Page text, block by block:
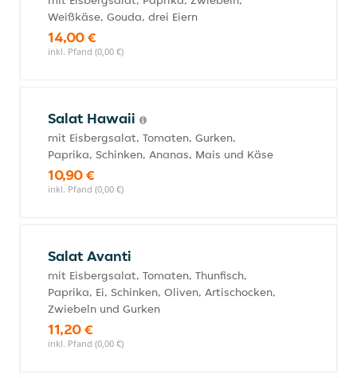
Weißkäse, Gouda, drei Eiern
14,00 €
inkl. Pfand (0,00 €)
Salat Hawaii
mit Eisbergsalat, Tomaten, Gurken,
Paprika, Schinken, Ananas, Mais und Käse
10,90 €
inkl. Pfand (0,00 €)
Salat Avanti
mit Eisbergsalat, Tomaten, Thunfisch,
Paprika, Ei, Schinken, Oliven, Artischocken,
Zwiebeln und Gurken
11,20 €
inkl. Pfand (0,00 €)